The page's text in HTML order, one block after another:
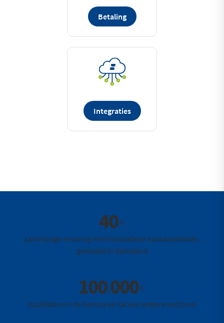
Betaling
Integraties
40+
Jarenlange ervaring met innovatieve kassasystemen,
gemaakt in Duitsland
100.000+
Installaties in de horeca en tal van andere sectoren